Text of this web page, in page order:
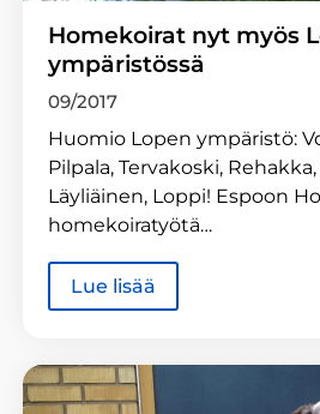
Homekoirat nyt myös
ympäristössä
09/2017
Huomio Lopen ympäristö:
Pilpala, Tervakoski,
Läyliäinen, Loppi! Espoon
homekoiratyötä…
Lue lisää